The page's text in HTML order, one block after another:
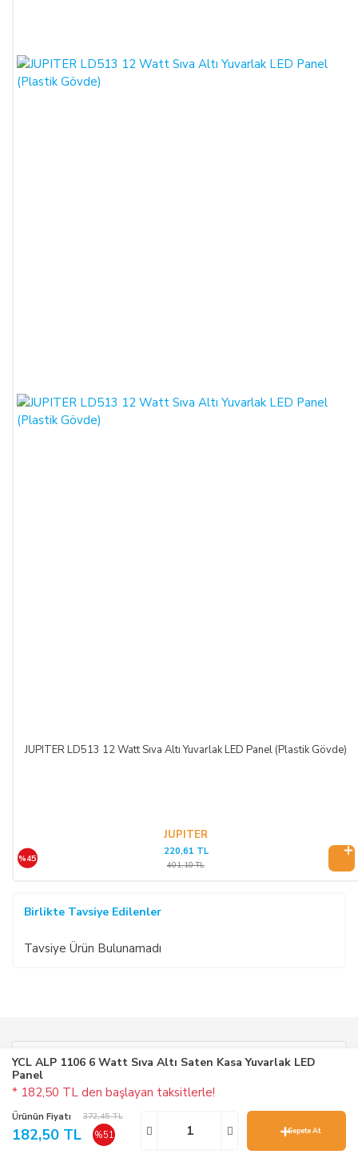
YCL ALP 1106 6 Watt Sıva Altı Saten Kasa Yuvarlak LED
Panel
* 182,50 TL den başlayan taksitlerle!
Ürünün Fiyatı 372,45 TL
182,50 TL %51 Sepete At
JUPITER LD513 12 Watt Sıva Altı Yuvarlak LED Panel (Plastik Gövde)
JUPITER
%45
220,61 TL
401,10 TL
Birlikte Tavsiye Edilenler
Tavsiye Ürün Bulunamadı
KARGO BEDAVA!
30 desiye kadar kargo ücreti ödemezsiniz.